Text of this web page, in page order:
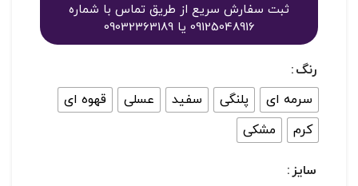
ثبت سفارش سریع از طریق تماس با شماره
09125048916 یا 09032363189
رنگ
سرمه ای
پلنگی سفید عسلی
قهوه ای
کرم
مشکی
سایز